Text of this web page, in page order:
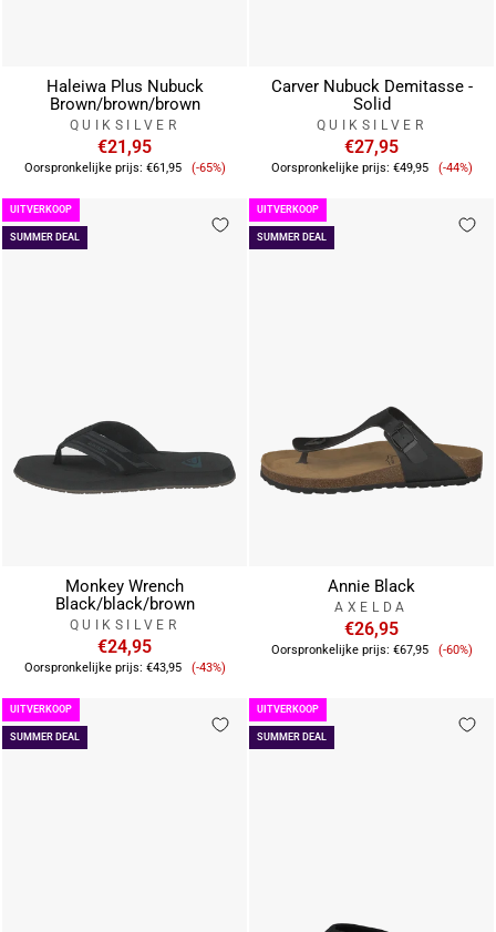
Haleiwa Plus Nubuck
Brown/brown/brown
QUIKSILVER
€21,95
Oorspronkelijke prijs: €61,95 Verkoopprijs
(-65%)
Carver Nubuck Demitasse -
Solid
QUIKSILVER
€27,95
Oorspronkelijke prijs: €49,95 (-44%)
SUMMER DEAL
UITVERKOOP
Monkey Wrench
Black/black/brown
QUIKSILVER
€24,95
Oorspronkelijke prijs: €43,95 Verkoopprijs
(-43%)
SUMMER DEAL
UITVERKOOP
Annie Black
AXELDA
€26,95
Oorspronkelijke prijs: €67,95 (-60%)
SUMMER DEAL
UITVERKOOP
SUMMER DEAL
UITVERKOOP